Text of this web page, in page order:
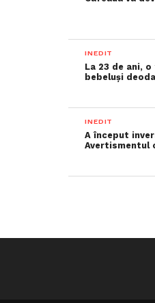
INEDIT
La 23 de ani,
bebeluși
INEDIT
A început
Avertismentul